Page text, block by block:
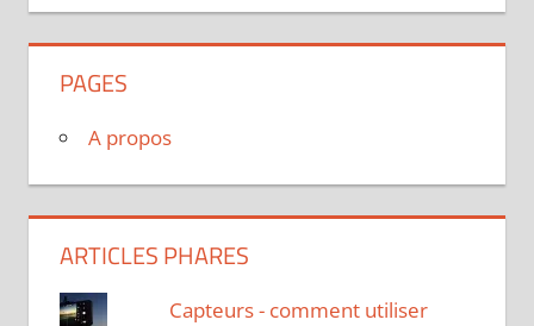
PAGES
A propos
ARTICLES PHARES
Capteurs - comment utiliser